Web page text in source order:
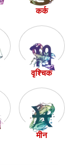
कर्क
वृश्चिक
मीन